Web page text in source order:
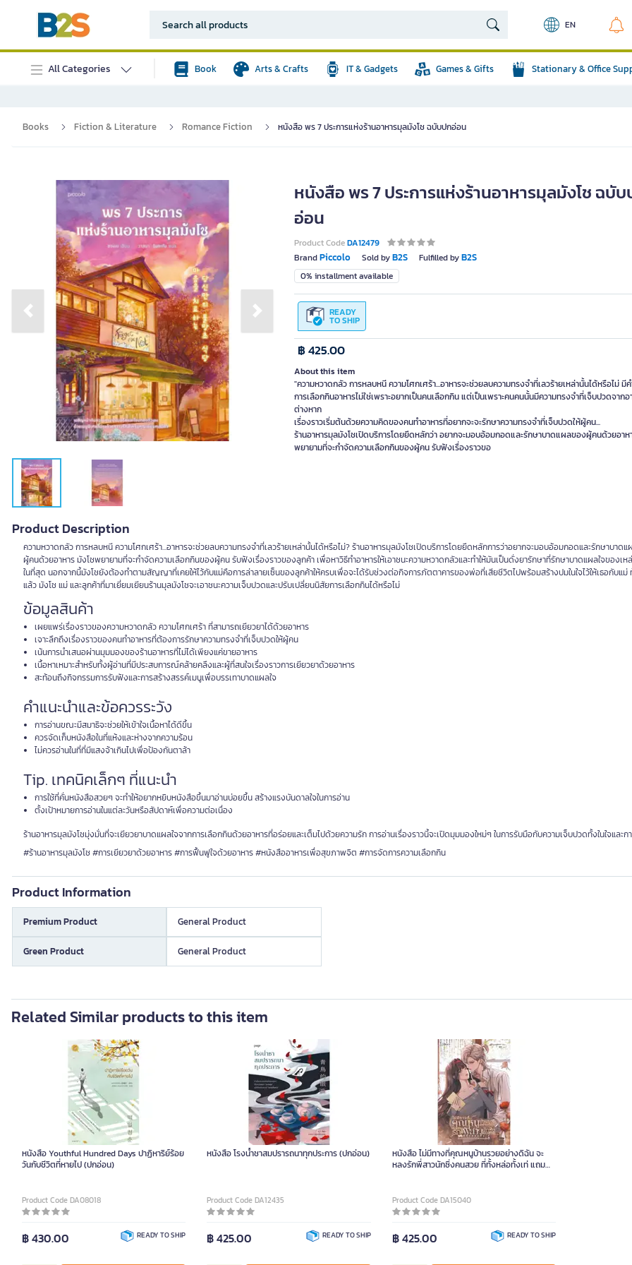
EN
All Categories Book Arts & Crafts IT & Gadgets Games & Gifts Stationary & Office
Books Fiction & Literature Romance Fiction หนังสือ พร 7 ประการแห่งร้านอาหารมุลมังโช ฉบับปกอ่อน
Previous slide Next slide
หนังสือ พร 7 ประการแห่งร้านอาหารมุลมังโช ฉบั
อ่อน
Product CodeDA12479
BrandPiccolo Sold byB2S Fulfilled byB2S
0% installment available
READY
TO SHIP
฿ 425.00
About this item
"ความหวาดกลัว การหลบหนี ความโศกเศร้า...อาหารจะช่วยลบความทรงจำที่เลวร้ายเหล่านั้นได้หรือไม่ มีค
การเลือกกินอาหารไม่ใช่เพราะอยากเป็นคนเลือกกิน แต่เป็นเพราะคนคนนั้นมีความทรงจำที่เจ็บปวดจากอ
ต่างหาก
เรื่องราวเริ่มต้นด้วยความคิดของคนทำอาหารที่อยากจะจะรักษาความทรงจำที่เจ็บปวดให้ผู้คน...
ร้านอาหารมุลมังโชเปิดบริการโดยยึดหลักว่า อยากจะมอบอ้อมกอดและรักษาบาดแผลของผู้คนด้วยอาห
พยายามที่จะกำจัดความเลือกกินของผู้คน รับฟังเรื่องราวขอ
Product Description
ความหวาดกลัว การหลบหนี ความโศกเศร้า...อาหารจะช่วยลบความทรงจำที่เลวร้ายเหล่านั้นได้หรือไม่? ร้านอาหารมุลมังโชเปิดบริการโดยยึดหลักการว่าอยากจะมอบอ้อมกอดและรักษาบาด
ผู้คนด้วยอาหาร มังโชพยายามที่จะกำจัดความเลือกกินของผู้คน รับฟังเรื่องราวของลูกค้า เพื่อหาวิธีทำอาหารให้เอาชนะความหวาดกลัวและทำให้มันเป็นดั่งยารักษาที่รักษาบาดแผลใจของเห
ในที่สุด นอกจากนี้มังโชยังต้องทำตามสัญญาที่เคยให้ไว้กับแม่คือการล่าลายเซ็นของลูกค้าให้ครบเพื่อจะได้รับช่วงต่อกิจการภัตตาคารของพ่อที่เสียชีวิตไปพร้อมสร้างปมในใจไว้ให้เธอกับแม่
แล้ว มังโช แม่ และลูกค้าที่มาเยี่ยมเยียนร้านมุลมังโชจะเอาชนะความเจ็บปวดและปรับเปลี่ยนนิสัยการเลือกกินได้หรือไม่
ข้อมูลสินค้า
เผยแพร่เรื่องราวของความหวาดกลัว ความโศกเศร้า ที่สามารถเยียวยาได้ด้วยอาหาร
เจาะลึกถึงเรื่องราวของคนทำอาหารที่ต้องการรักษาความทรงจำที่เจ็บปวดให้ผู้คน
เน้นการนำเสนอผ่านมุมมองของร้านอาหารที่ไม่ได้เพียงแค่ขายอาหาร
เนื้อหาเหมาะสำหรับทั้งผู้อ่านที่มีประสบการณ์คล้ายคลึงและผู้ที่สนใจเรื่องราวการเยียวยาด้วยอาหาร
สะท้อนถึงกิจกรรมการรับฟังและการสร้างสรรค์เมนูเพื่อบรรเทาบาดแผลใจ
คำแนะนำและข้อควรระวัง
การอ่านขณะมีสมาธิจะช่วยให้เข้าใจเนื้อหาได้ดีขึ้น
ควรจัดเก็บหนังสือในที่แห้งและห่างจากความร้อน
ไม่ควรอ่านในที่ที่มีแสงจ้าเกินไปเพื่อป้องกันตาล้า
Tip. เทคนิคเล็กๆ ที่แนะนำ
การใช้ที่คั่นหนังสือสวยๆ จะทำให้อยากหยิบหนังสือขึ้นมาอ่านบ่อยขึ้น สร้างแรงบันดาลใจในการอ่าน
ตั้งเป้าหมายการอ่านในแต่ละวันหรือสัปดาห์เพื่อความต่อเนื่อง
ร้านอาหารมุลมังโชมุ่งมั่นที่จะเยียวยาบาดแผลใจจากการเลือกกินด้วยอาหารที่อร่อยและเต็มไปด้วยความรัก การอ่านเรื่องราวนี้จะเปิดมุมมองใหม่ๆ ในการรับมือกับความเจ็บปวดทั้งในใจและก
#ร้านอาหารมุลมังโช #การเยียวยาด้วยอาหาร #การฟื้นฟูใจด้วยอาหาร #หนังสืออาหารเพื่อสุขภาพจิต #การจัดการความเลือกกิน
Product Information
Premium Product General Product
Green Product General Product
Related Similar products to this item
หนังสือ Youthful Hundred Days ปาฏิหาริย์ร้อย
วันกับชีวิตที่หายไป (ปกอ่อน)
Product Code DA08018
฿ 430.00 READY TO SHIP
หนังสือ โรงน้ำชาสมปรารถนาทุกประการ (ปกอ่อน)
Product Code DA12435
฿ 425.00 READY TO SHIP
หนังสือ ไม่มีทางที่คุณหนูบ้านรวยอย่างดิฉัน จะ
หลงรักพี่สาวนักซิ่งคนสวย ที่ทั้งหล่อทั้งเท่ แถม
Product Code DA15040
฿ 425.00 READY TO SHIP